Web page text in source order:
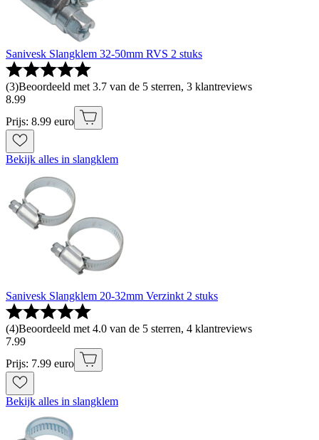
Sanivesk Slangklem 32-50mm RVS 2 stuks
(3)Beoordeeld met 3.7 van de 5 sterren, 3 klantreviews
8.99
Prijs: 8.99 euro
Bekijk alles in slangklem
Sanivesk Slangklem 20-32mm Verzinkt 2 stuks
(4)Beoordeeld met 4.0 van de 5 sterren, 4 klantreviews
7.99
Prijs: 7.99 euro
Bekijk alles in slangklem